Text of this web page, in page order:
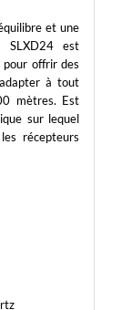
et une
SLXD24 est
offrir des
à tout
mètres. Est
sur lequel
récepteurs